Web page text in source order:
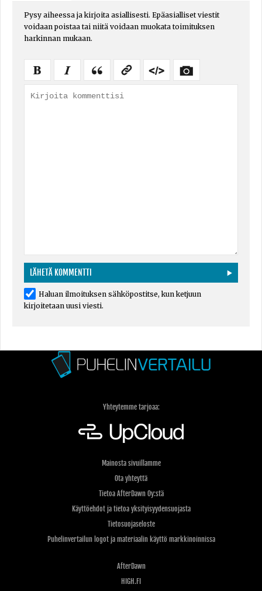
Pysy aiheessa ja kirjoita asiallisesti. Epäasialliset viestit
voidaan poistaa tai niitä voidaan muokata toimituksen
harkinnan mukaan.
Haluan ilmoituksen sähköpostitse, kun ketjuun
kirjoitetaan uusi viesti.
Yhteytemme tarjoaa:
Mainosta sivuillamme
Ota yhteyttä
Tietoa AfterDawn Oy:stä
Käyttöehdot ja tietoa yksityisyydensuojasta
Tietosuojaseloste
Puhelinvertailun logot ja materiaalin käyttö markkinoinnissa
AfterDawn
HIGH.FI